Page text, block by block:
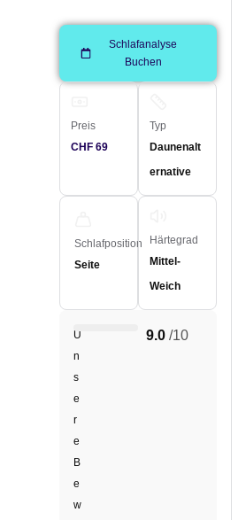
Schlafanalyse
Buchen
Preis
CHF 69
Typ
Daunenalt
ernative
Schlafposition
Seite
Härtegrad
Mittel-
Weich
U
n
s
e
r
e
B
e
w
9.0 /10